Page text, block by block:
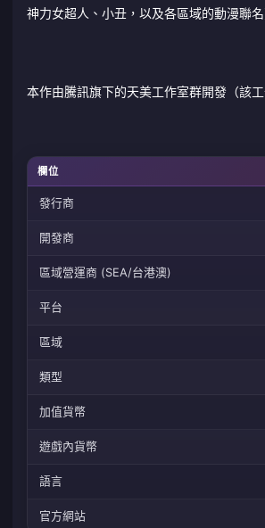
神力女超人、小丑，以及各區域的動漫聯
本作由騰訊旗下的天美工作室群開發（該
欄位
發行商
開發商
區域營運商 (SEA/台港澳)
平台
區域
類型
加值貨幣
遊戲內貨幣
語言
官方網站